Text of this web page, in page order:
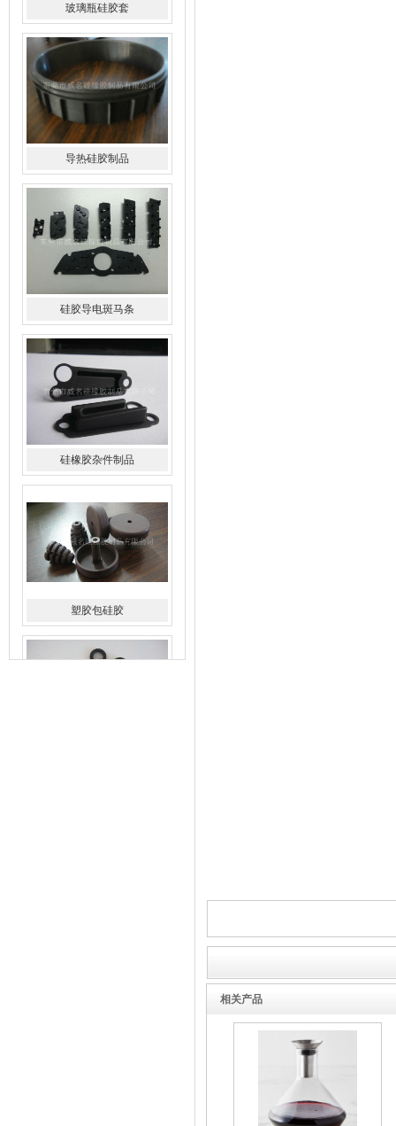
导热硅胶制品
硅胶导电斑马条
硅橡胶杂件制品
塑胶包硅胶
水橡胶过滤网
相关产品